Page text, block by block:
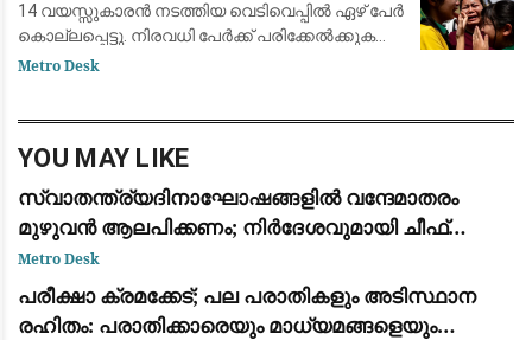
14 വയസ്സുകാരൻ നടത്തിയ വെടിവെപ്പിൽ ഏഴ് പേർ
കൊല്ലപ്പെട്ടു. നിരവധി പേർക്ക് പരിക്കേൽക്കുകയും
ചെയ്തു. വെള്ളിയാഴ്ച രാവിലെ ബാങ്കോക്കിന്
Metro Desk
YOU MAY LIKE
സ്വാതന്ത്ര്യദിനാഘോഷങ്ങളിൽ വന്ദേമാതരം
മുഴുവൻ ആലപിക്കണം; നിർദേശവുമായി ചീഫ്
സെക്രട്ടറി
Metro Desk
പരീക്ഷാ ക്രമക്കേട്; പല പരാതികളും അടിസ്ഥാന
രഹിതം: പരാതിക്കാരെയും മാധ്യമങ്ങളെയും